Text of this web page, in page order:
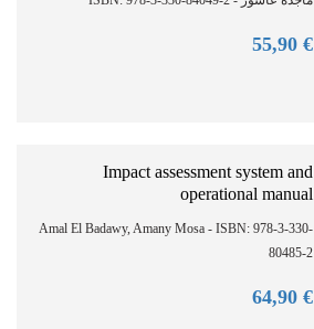
€ 55,
90
Impact assessment system and
operational manual
Amal El Badawy, Amany Mosa - ISBN: 978-3-330-
80485-2
€ 64,
90